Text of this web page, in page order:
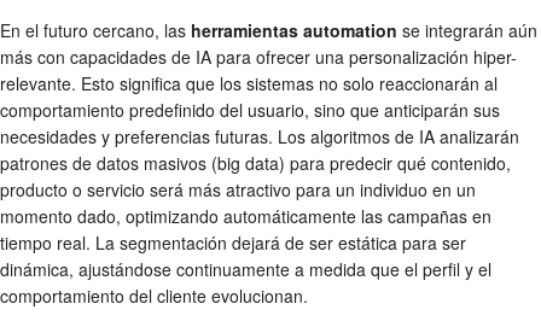
En el futuro cercano, las herramientas automation se integrarán aún
más con capacidades de IA para ofrecer una personalización hiper-
relevante. Esto significa que los sistemas no solo reaccionarán al
comportamiento predefinido del usuario, sino que anticiparán sus
necesidades y preferencias futuras. Los algoritmos de IA analizarán
patrones de datos masivos (big data) para predecir qué contenido,
producto o servicio será más atractivo para un individuo en un
momento dado, optimizando automáticamente las campañas en
tiempo real. La segmentación dejará de ser estática para ser
dinámica, ajustándose continuamente a medida que el perfil y el
comportamiento del cliente evolucionan.